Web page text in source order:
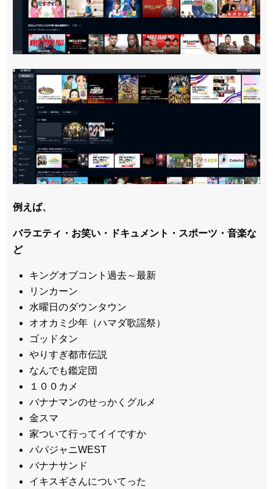
例えば、
バラエティ・お笑い・ドキュメント・スポーツ・音楽な
ど
キングオブコント過去～最新
リンカーン
水曜日のダウンタウン
オオカミ少年（ハマダ歌謡祭）
ゴッドタン
やりすぎ都市伝説
なんでも鑑定団
１００カメ
バナナマンのせっかくグルメ
金スマ
家ついて行ってイイですか
パパジャニWEST
バナナサンド
イキスギさんについてった